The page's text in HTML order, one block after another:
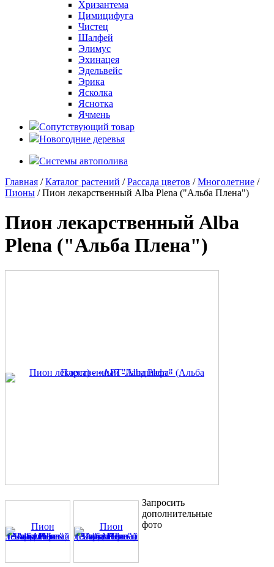
Хризантема
Цимицифуга
Чистец
Шалфей
Элимус
Эхинацея
Эдельвейс
Эрика
Ясколка
Яснотка
Ячмень
Сопутствующий товар
Новогодние деревья
Системы автополива
Главная /Каталог растений /Рассада цветов /Многолетние /
Пионы / Пион лекарственный Alba Plena ("Альба Плена")
Пион лекарственный Alba
Plena ("Альба Плена")
Запросить
дополнительные
фото